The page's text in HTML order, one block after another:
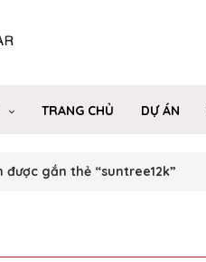
TRANG CHỦ DỰ ÁN
được gắn thẻ “suntree12k”